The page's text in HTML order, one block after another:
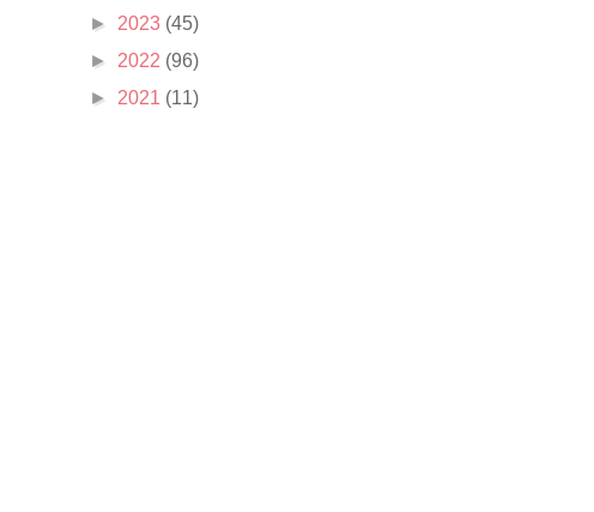
► 2023 (45)
► 2022 (96)
► 2021 (11)